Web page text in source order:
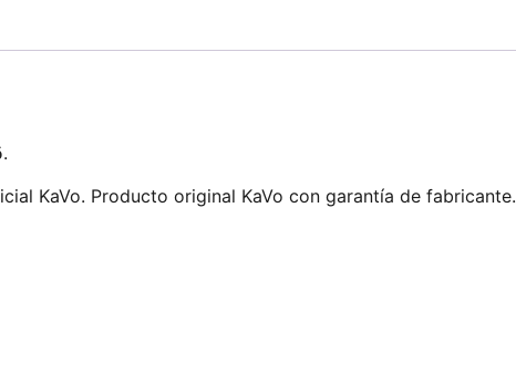
.
KaVo. Producto original KaVo con garantía de fabricante.